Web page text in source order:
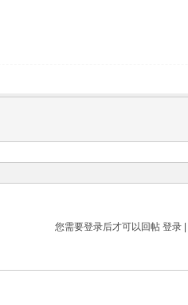
您需要登录后才可以回帖 登录|